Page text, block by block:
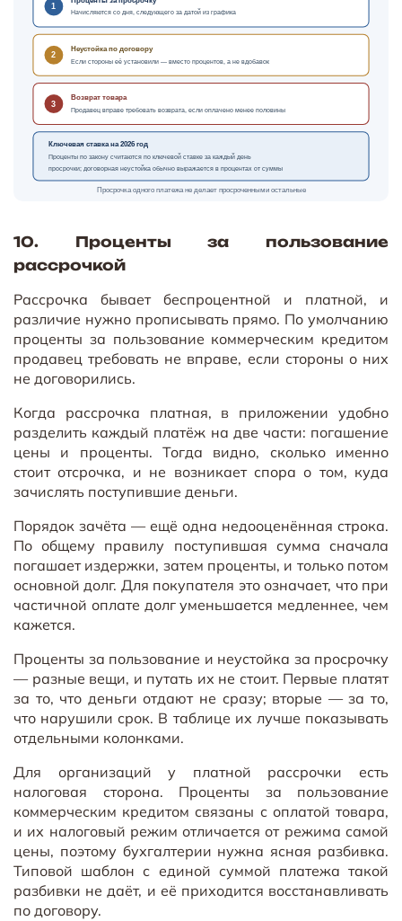
1
Начисляются со дня, следующего за датой из графика
2
Неустойка по договору
Если стороны её установили — вместо процентов, а не вдобавок
3
Возврат товара
Продавец вправе требовать возврата, если оплачено менее половины
Ключевая ставка на 2026 год
Проценты по закону считаются по ключевой ставке за каждый день
просрочки; договорная неустойка обычно выражается в процентах от суммы
Просрочка одного платежа не делает просроченными остальные
10. Проценты за пользование
рассрочкой
Рассрочка бывает беспроцентной и платной, и
различие нужно прописывать прямо. По умолчанию
проценты за пользование коммерческим кредитом
продавец требовать не вправе, если стороны о них
не договорились.
Когда рассрочка платная, в приложении удобно
разделить каждый платёж на две части: погашение
цены и проценты. Тогда видно, сколько именно
стоит отсрочка, и не возникает спора о том, куда
зачислять поступившие деньги.
Порядок зачёта — ещё одна недооценённая строка.
По общему правилу поступившая сумма сначала
погашает издержки, затем проценты, и только потом
основной долг. Для покупателя это означает, что при
частичной оплате долг уменьшается медленнее, чем
кажется.
Проценты за пользование и неустойка за просрочку
— разные вещи, и путать их не стоит. Первые платят
за то, что деньги отдают не сразу; вторые — за то,
что нарушили срок. В таблице их лучше показывать
отдельными колонками.
Для организаций у платной рассрочки есть
налоговая сторона. Проценты за пользование
коммерческим кредитом связаны с оплатой товара,
и их налоговый режим отличается от режима самой
цены, поэтому бухгалтерии нужна ясная разбивка.
Типовой шаблон с единой суммой платежа такой
разбивки не даёт, и её приходится восстанавливать
по договору.